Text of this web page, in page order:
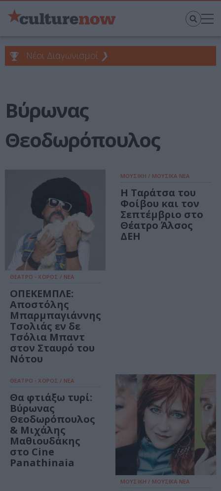
Νέοι Διαγωνισμοί ❯
Βύρωνας
Θεοδωρόπουλος
ΘΕΑΤΡΟ - ΧΟΡΟΣ / ΝΕΑ
ΟΠΕΚΕΜΠΛΕ:
Αποστόλης
Μπαρμπαγιάννης
Τσολιάς εν δε
Τσόλια Μπαντ
στον Σταυρό του
Νότου
ΜΟΥΣΙΚΗ / ΜΟΥΣΙΚΑ ΝΕΑ
Η Ταράτσα του
Φοίβου και τον
Σεπτέμβριο στο
Θέατρο Άλσος
ΔΕΗ
ΘΕΑΤΡΟ - ΧΟΡΟΣ / ΝΕΑ
Θα φτιάξω τυρί:
Βύρωνας
Θεοδωρόπουλος
& Μιχάλης
Μαθιουδάκης
στο Cine
Panathinaia
ΜΟΥΣΙΚΗ / ΜΟΥΣΙΚΑ ΝΕΑ